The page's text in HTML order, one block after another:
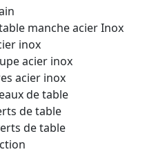
manche acier Inox
inox
acier inox
acier inox
de table
de table
de table